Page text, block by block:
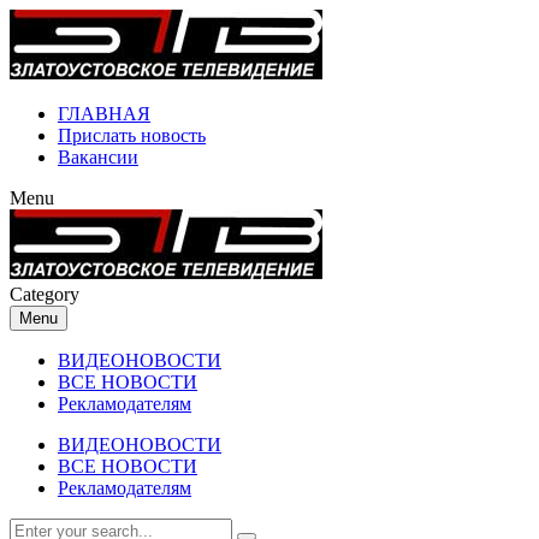
ГЛАВНАЯ
Прислать новость
Вакансии
Menu
Category
Menu
ВИДЕОНОВОСТИ
ВСЕ НОВОСТИ
Рекламодателям
ВИДЕОНОВОСТИ
ВСЕ НОВОСТИ
Рекламодателям